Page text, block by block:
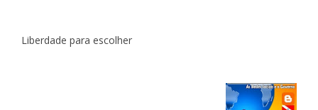
Liberdade para escolher